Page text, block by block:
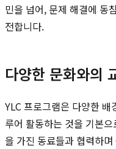
민을 넘어, 문제 해결에 동
전합니다.
다양한 문화와의
YLC 프로그램은 다양한
루어 활동하는 것을 기본
을 가진 동료들과 협력하